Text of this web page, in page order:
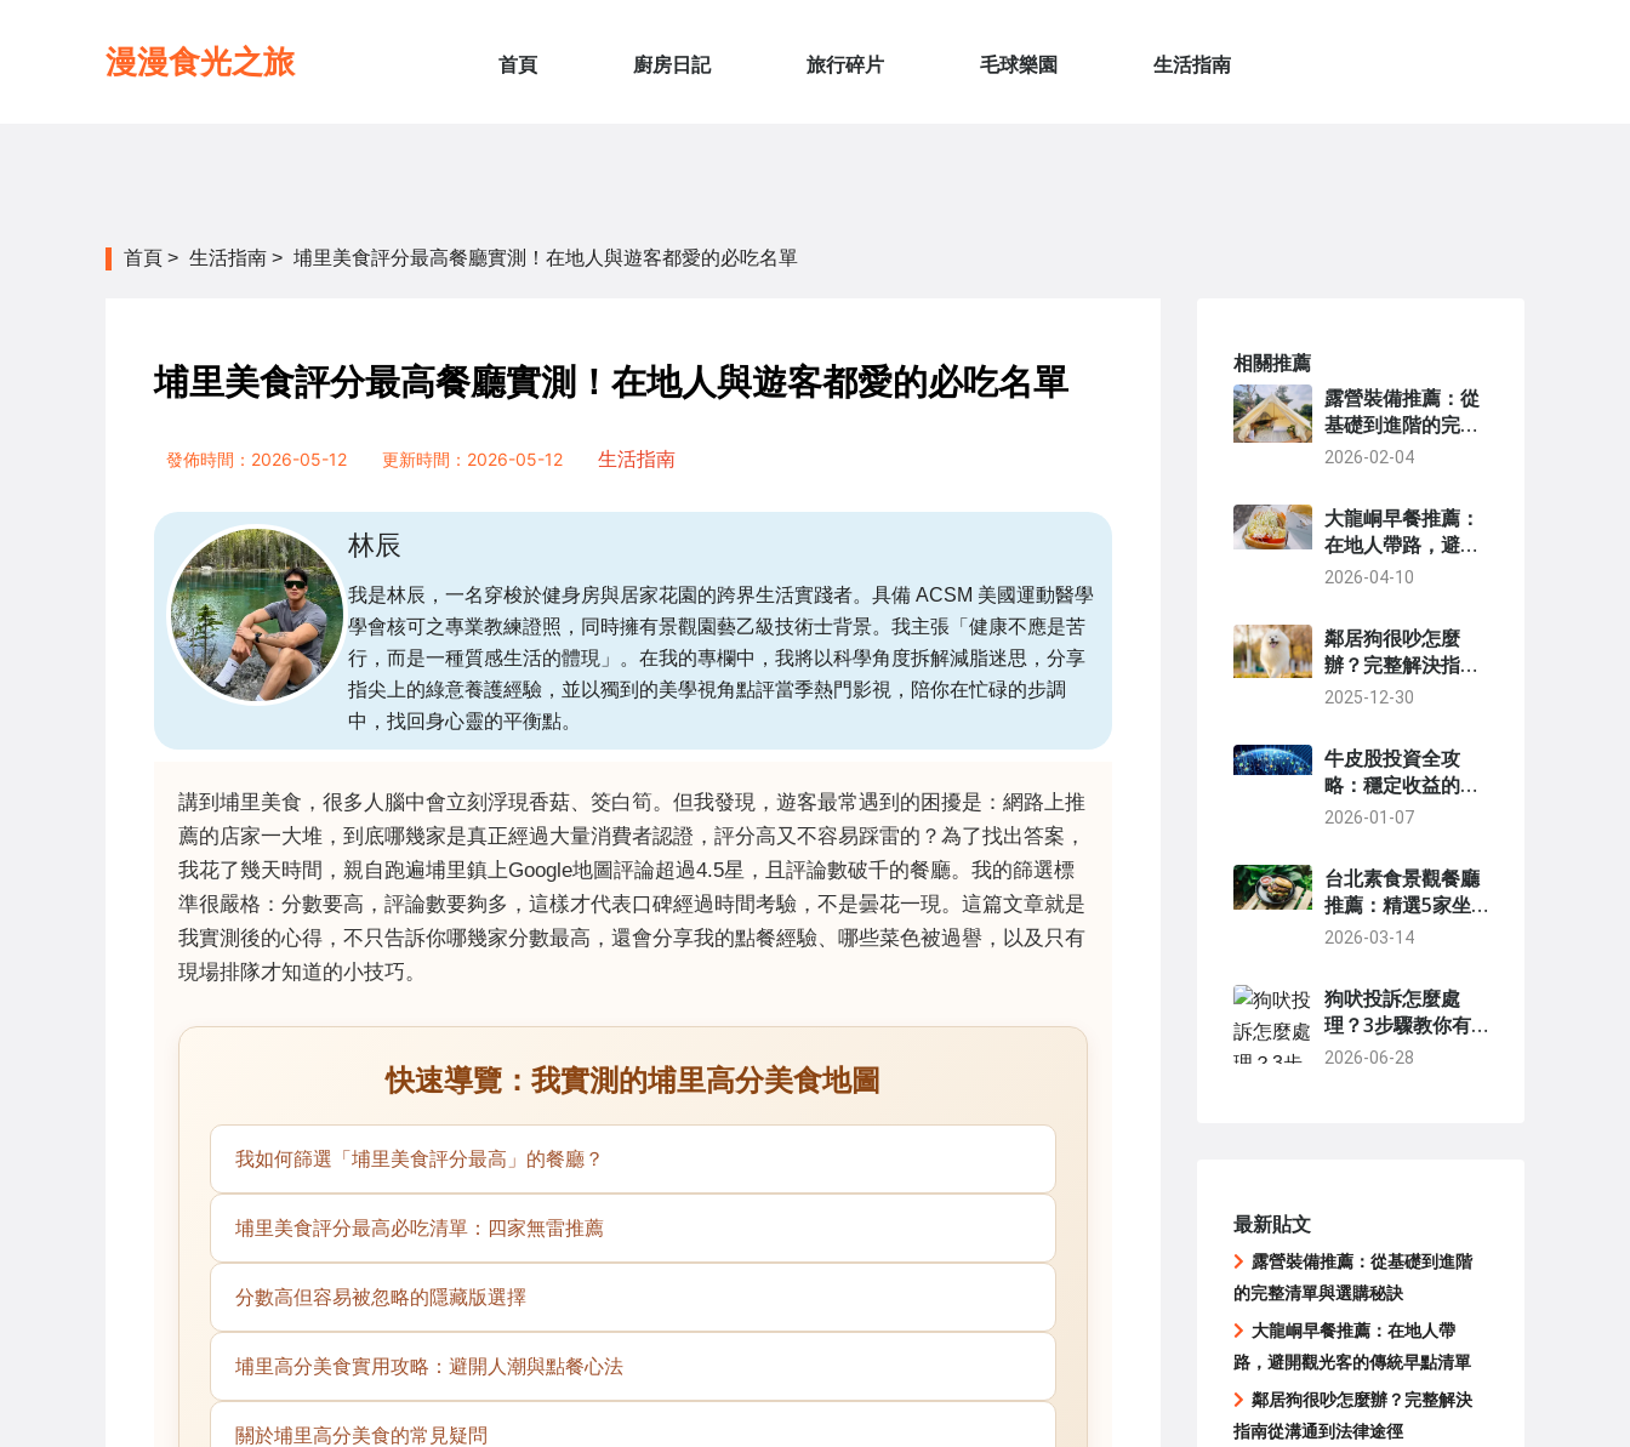
漫漫食光之旅 首頁 廚房日記 旅行碎片 毛球樂園 生活指南
首頁 > 生活指南 > 埔里美食評分最高餐廳實測！在地人與遊客都愛的必吃名單
埔里美食評分最高餐廳實測！在地人與遊客都愛的必吃名單
發佈時間：2026-05-12 更新時間：2026-05-12 生活指南
林辰
我是林辰，一名穿梭於健身房與居家花園的跨界生活實踐者。具備 ACSM 美國運動醫學
學會核可之專業教練證照，同時擁有景觀園藝乙級技術士背景。我主張「健康不應是苦
行，而是一種質感生活的體現」。在我的專欄中，我將以科學角度拆解減脂迷思，分享
指尖上的綠意養護經驗，並以獨到的美學視角點評當季熱門影視，陪你在忙碌的步調
中，找回身心靈的平衡點。
講到埔里美食，很多人腦中會立刻浮現香菇、筊白筍。但我發現，遊客最常遇到的困擾是：網路上推
薦的店家一大堆，到底哪幾家是真正經過大量消費者認證，評分高又不容易踩雷的？為了找出答案，
我花了幾天時間，親自跑遍埔里鎮上Google地圖評論超過4.5星，且評論數破千的餐廳。我的篩選標
準很嚴格：分數要高，評論數要夠多，這樣才代表口碑經過時間考驗，不是曇花一現。這篇文章就是
我實測後的心得，不只告訴你哪幾家分數最高，還會分享我的點餐經驗、哪些菜色被過譽，以及只有
現場排隊才知道的小技巧。
快速導覽：我實測的埔里高分美食地圖
我如何篩選「埔里美食評分最高」的餐廳？
埔里美食評分最高必吃清單：四家無雷推薦
分數高但容易被忽略的隱藏版選擇
埔里高分美食實用攻略：避開人潮與點餐心法
關於埔里高分美食的常見疑問
相關推薦
露營裝備推薦：從
基礎到進階的完整
清單與選購秘訣
2026-02-04
大龍峒早餐推薦：
在地人帶路，避開
觀光客的傳統早點
2026-04-10
鄰居狗很吵怎麼
辦？完整解決指南
從溝通到法律途徑
2025-12-30
牛皮股投資全攻
略：穩定收益的秘
訣與風險解析
2026-01-07
台北素食景觀餐廳
推薦：精選5家坐
擁城市美景的蔬食
2026-03-14
狗吠投訴怎麼處
理？3步驟教你有
效解決鄰居狗叫問
2026-06-28
最新貼文
露營裝備推薦：從基礎到進階
的完整清單與選購秘訣
大龍峒早餐推薦：在地人帶
路，避開觀光客的傳統早點清單
鄰居狗很吵怎麼辦？完整解決
指南從溝通到法律途徑